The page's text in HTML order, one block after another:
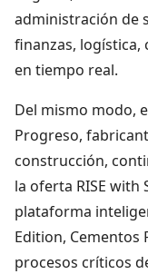
administración de
finanzas, logística,
en tiempo real.
Del mismo modo,
Progreso,
construcción,
la oferta RISE with
plataforma
Edition, Cementos
procesos críticos